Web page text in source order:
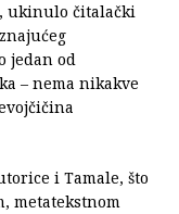
, ukinulo čitalački
jedan od
– nema nikakve
i Tamale, što
metatekstnom